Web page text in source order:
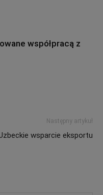
współpracą z
Następny artykuł
wsparcie eksportu